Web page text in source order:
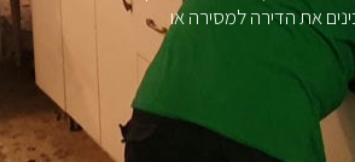
את הדירה למסירה או